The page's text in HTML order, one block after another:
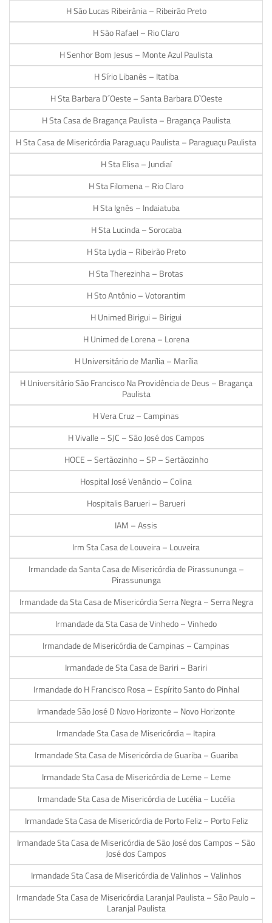
H São Lucas Ribeirânia – Ribeirão Preto
H São Rafael – Rio Claro
H Senhor Bom Jesus – Monte Azul Paulista
H Sírio Libanês – Itatiba
H Sta Barbara D´Oeste – Santa Barbara D`Oeste
H Sta Casa de Bragança Paulista – Bragança Paulista
H Sta Casa de Misericórdia Paraguaçu Paulista – Paraguaçu Paulista
H Sta Elisa – Jundiaí
H Sta Filomena – Rio Claro
H Sta Ignês – Indaiatuba
H Sta Lucinda – Sorocaba
H Sta Lydia – Ribeirão Preto
H Sta Therezinha – Brotas
H Sto Antônio – Votorantim
H Unimed Birigui – Birigui
H Unimed de Lorena – Lorena
H Universitário de Marília – Marília
H Universitário São Francisco Na Providência de Deus – Bragança
Paulista
H Vera Cruz – Campinas
H Vivalle – SJC – São José dos Campos
HOCE – Sertãozinho – SP – Sertãozinho
Hospital José Venâncio – Colina
Hospitalis Barueri – Barueri
IAM – Assis
Irm Sta Casa de Louveira – Louveira
Irmandade da Santa Casa de Misericórdia de Pirassununga –
Pirassununga
Irmandade da Sta Casa de Misericórdia Serra Negra – Serra Negra
Irmandade da Sta Casa de Vinhedo – Vinhedo
Irmandade de Misericórdia de Campinas – Campinas
Irmandade de Sta Casa de Bariri – Bariri
Irmandade do H Francisco Rosa – Espírito Santo do Pinhal
Irmandade São José D Novo Horizonte – Novo Horizonte
Irmandade Sta Casa de Misericórdia – Itapira
Irmandade Sta Casa de Misericórdia de Guariba – Guariba
Irmandade Sta Casa de Misericórdia de Leme – Leme
Irmandade Sta Casa de Misericórdia de Lucélia – Lucélia
Irmandade Sta Casa de Misericórdia de Porto Feliz – Porto Feliz
Irmandade Sta Casa de Misericórdia de São José dos Campos – São
José dos Campos
Irmandade Sta Casa de Misericórdia de Valinhos – Valinhos
Irmandade Sta Casa de Misericórdia Laranjal Paulista – São Paulo –
Laranjal Paulista